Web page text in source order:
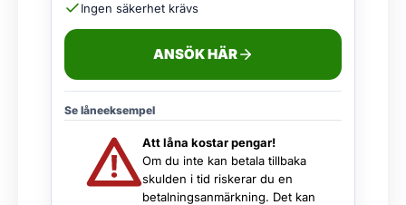
Ingen säkerhet krävs
ANSÖK HÄR
Se låneeksempel
Att låna kostar pengar!
Om du inte kan betala tillbaka
skulden i tid riskerar du en
betalningsanmärkning. Det kan